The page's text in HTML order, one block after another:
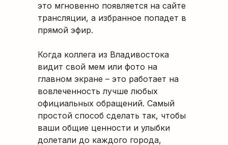
это мгновенно появляется на сайте
трансляции, а избранное попадет в
прямой эфир.
Когда коллега из Владивостока
видит свой мем или фото на
главном экране – это работает на
вовлеченность лучше любых
официальных обращений. Самый
простой способ сделать так, чтобы
ваши общие ценности и улыбки
долетали до каждого города,